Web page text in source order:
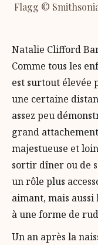
Flagg ©
Natalie Clifford
Comme tous les
est surtout élevée
une certaine
assez peu
grand
majestueuse et
sortir dîner ou de
un rôle plus
aimant, mais aussi
à une forme de
Un an après la